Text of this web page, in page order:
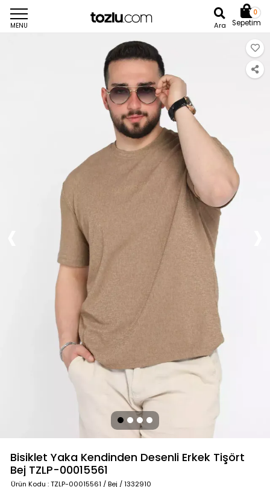
MENU Ara
0
Sepetim
Bisiklet Yaka Kendinden Desenli Erkek Tişört
Bej TZLP-00015561
Ürün Kodu : TZLP-00015561 / Bej / 1332910